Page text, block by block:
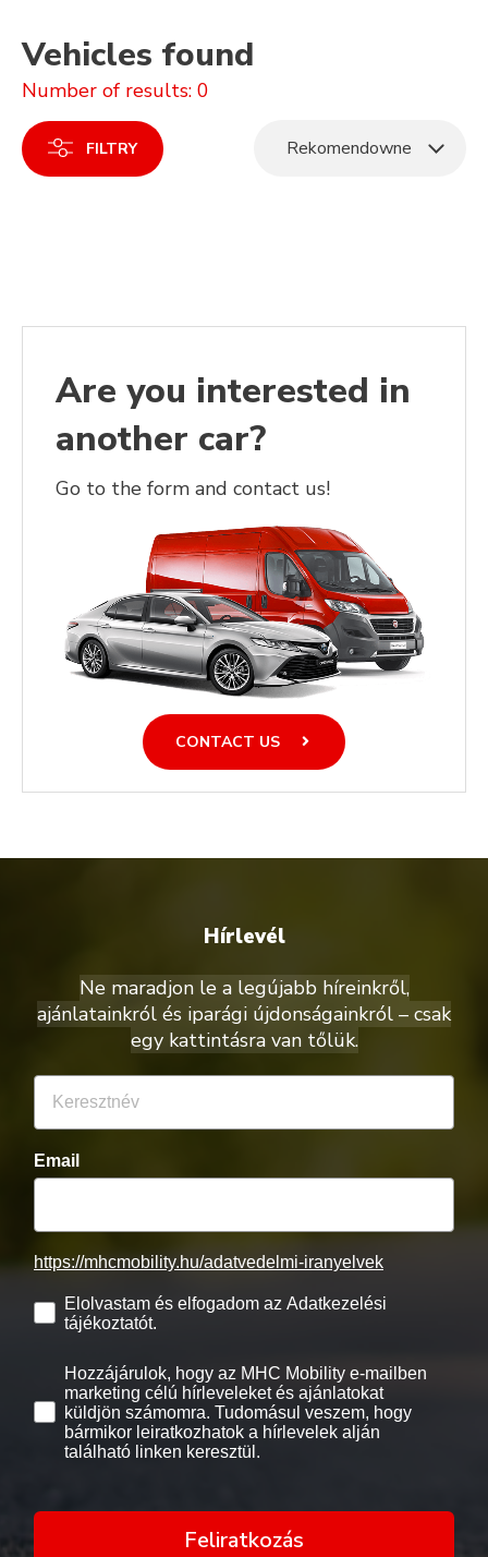
Vehicles found
Number of results: 0
FILTRY Rekomendowne
Are you interested in
another car?
Go to the form and contact us!
CONTACT US
Hírlevél
Ne maradjon le a legújabb híreinkről,
ajánlatainkról és iparági újdonságainkról – csak
egy kattintásra van tőlük.
Email
https://mhcmobility.hu/adatvedelmi-iranyelvek
Elolvastam és elfogadom az Adatkezelési
tájékoztatót.
Hozzájárulok, hogy az MHC Mobility e-mailben
marketing célú hírleveleket és ajánlatokat
küldjön számomra. Tudomásul veszem, hogy
bármikor leiratkozhatok a hírlevelek alján
található linken keresztül.
Feliratkozás